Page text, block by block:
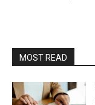
MOST READ